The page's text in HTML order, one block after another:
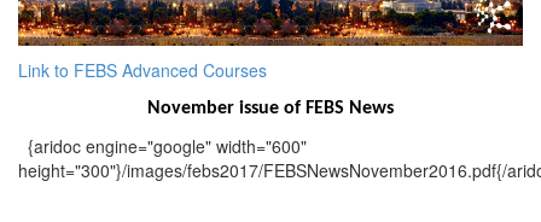
Link to FEBS Advanced Courses
November issue of FEBS News
{aridoc engine="google" width="600"
height="300"}/images/febs2017/FEBSNewsNovember2016.pdf{/